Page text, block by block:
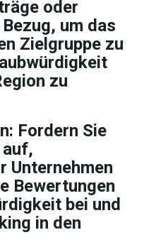
oder
um das
Zielgruppe zu
zu
Fordern Sie
Unternehmen
Bewertungen
bei und
in den